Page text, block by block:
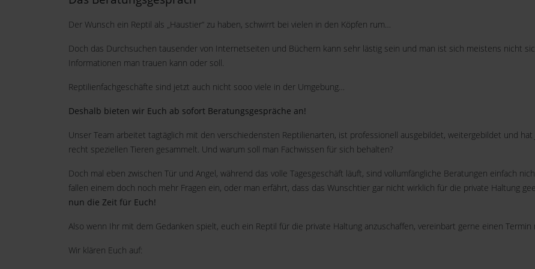
Der Wunsch ein Reptil als „Haustier“ zu haben, schwirrt bei vielen in den Köpfen rum…
Doch das Durchsuchen tausender von Internetseiten und Büchern kann sehr lästig sein und man ist sich meistens nicht
Informationen man trauen kann oder soll.
Reptilienfachgeschäfte sind jetzt auch nicht sooo viele in der Umgebung…
Deshalb bieten wir Euch ab sofort Beratungsgespräche an!
Unser Team arbeitet tagtäglich mit den verschiedensten Reptilienarten, ist professionell ausgebildet, weitergebildet und hat
recht speziellen Tieren gesammelt. Und warum soll man Fachwissen für sich behalten?
Doch mal eben zwischen Tür und Angel, während das volle Tagesgeschäft läuft, sind vollumfängliche Beratungen einfach
fallen einem doch noch mehr Fragen ein, oder man erfährt, dass das Wunschtier gar nicht wirklich für die private Haltung
nun die Zeit für Euch!
Also wenn Ihr mit dem Gedanken spielt, euch ein Reptil für die private Haltung anzuschaffen, vereinbart gerne einen Termin
Wir klären Euch auf: